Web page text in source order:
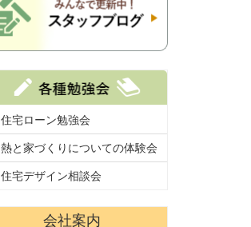
住宅ローン勉強会
熱と家づくりについての体験会
住宅デザイン相談会
会社案内